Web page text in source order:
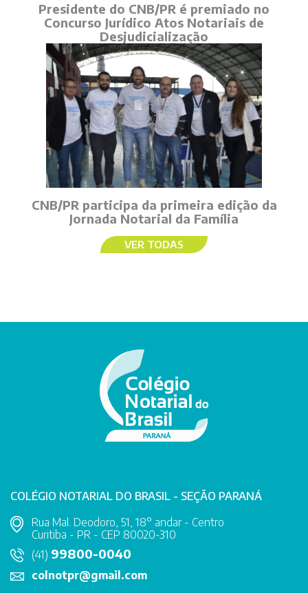
Presidente do CNB/PR é premiado no
Concurso Jurídico Atos Notariais de
Desjudicialização
CNB/PR participa da primeira edição da
Jornada Notarial da Família
VER TODAS
COLÉGIO NOTARIAL DO BRASIL - SEÇÃO PARANÁ
Rua Mal. Deodoro, 51, 18° andar - Centro
Curitiba - PR - CEP 80020-310
(41) 99800-0040
colnotpr@gmail.com